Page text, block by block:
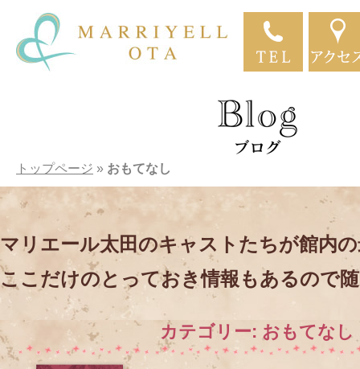
トップページ » おもてなし
マリエール太田のキャストたちが館内
ここだけのとっておき情報もあるので
カテゴリー: おもてなし